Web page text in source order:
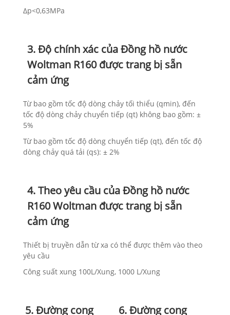
Δp<0,63MPa
3. Độ chính xác của Đồng hồ nước
Woltman R160 được trang bị sẵn
cảm ứng
Từ bao gồm tốc độ dòng chảy tối thiểu (qmin), đến
tốc độ dòng chảy chuyển tiếp (qt) không bao gồm: ±
5%
Từ bao gồm tốc độ dòng chuyển tiếp (qt), đến tốc độ
dòng chảy quá tải (qs): ± 2%
4. Theo yêu cầu của Đồng hồ nước
R160 Woltman được trang bị sẵn
cảm ứng
Thiết bị truyền dẫn từ xa có thể được thêm vào theo
yêu cầu
Công suất xung 100L/Xung, 1000 L/Xung
5. Đường cong
6. Đường cong